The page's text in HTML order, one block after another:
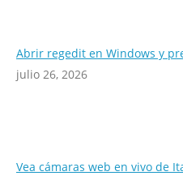
Abrir regedit en Windows y
julio 26, 2026
Vea cámaras web en vivo de